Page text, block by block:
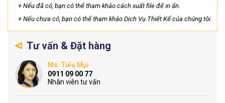
+ Nếu đã có, bạn có thể tham khảo cách xuất file để in ấn.
+ Nếu chưa có, bạn có thể tham khảo Dịch Vụ Thiết Kế của chúng tôi.
Tư vấn & Đặt hàng
Ms. Tiểu Mụi
0911 09 00 77
Nhân viên tư vấn